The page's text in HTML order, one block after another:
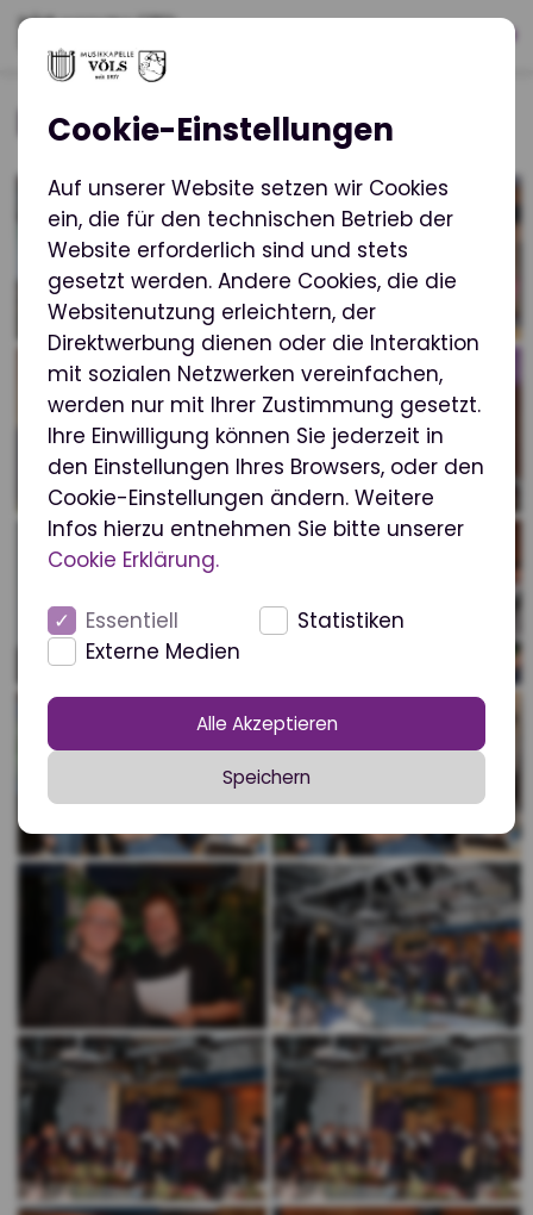
Herbstkonzert
Cookie-Einstellungen
Auf unserer Website setzen wir Cookies
ein, die für den technischen Betrieb der
Website erforderlich sind und stets
gesetzt werden. Andere Cookies, die die
Websitenutzung erleichtern, der
Direktwerbung dienen oder die Interaktion
mit sozialen Netzwerken vereinfachen,
werden nur mit Ihrer Zustimmung gesetzt.
Ihre Einwilligung können Sie jederzeit in
den Einstellungen Ihres Browsers, oder den
Cookie-Einstellungen ändern. Weitere
Infos hierzu entnehmen Sie bitte unserer
Cookie Erklärung.
Essentiell
Statistiken
Externe Medien
Alle Akzeptieren
Speichern